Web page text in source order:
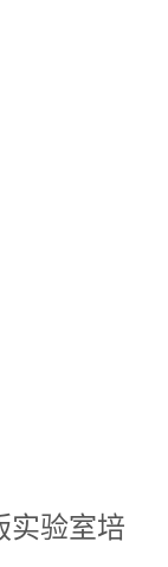
实验室培